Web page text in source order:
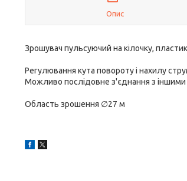
Опис
Зрошувач пульсуючий на кілочку,
Регулювання кута повороту і нахилу
Можливо послідовне з'єднання з
Область зрошення ∅27 м